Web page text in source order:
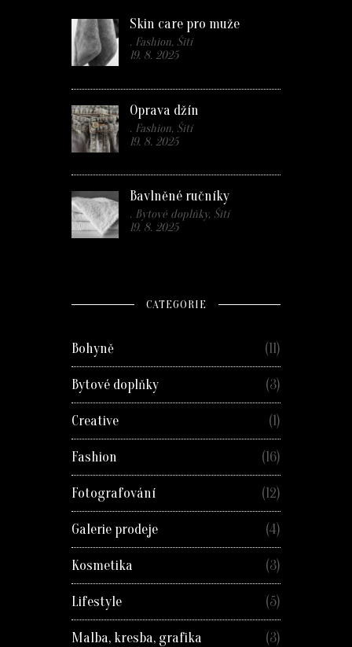
Skin care pro muže
. Fashion, Šití
19. 8. 2025
Oprava džín
. Fashion, Šití
19. 8. 2025
Bavlněné ručníky
. Bytové doplňky, Šití
19. 8. 2025
CATEGORIE
Bohyně (11)
Bytové doplňky (3)
Creative (1)
Fashion (16)
Fotografování (12)
Galerie prodeje (4)
Kosmetika (3)
Lifestyle (5)
Malba, kresba, grafika (3)